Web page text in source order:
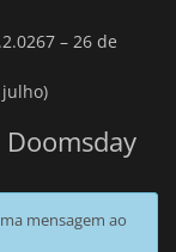
– 26 de
mensagem ao